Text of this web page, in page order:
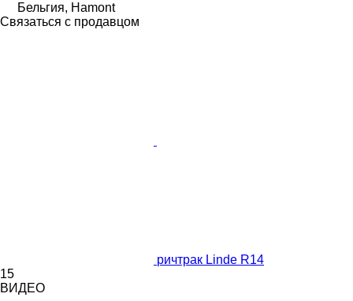
Бельгия, Hamont
Связаться с продавцом
ричтрак Linde R14
15
ВИДЕО